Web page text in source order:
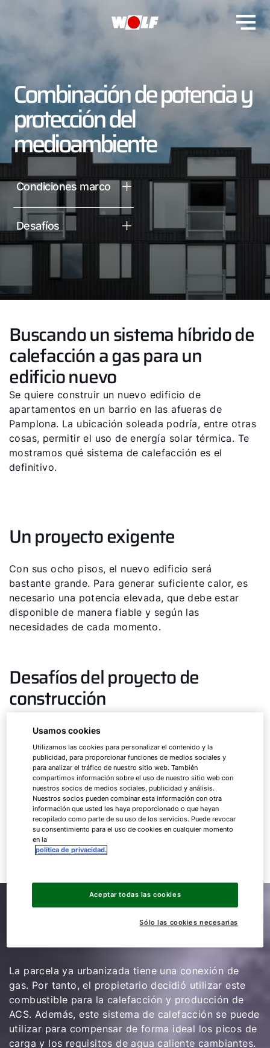
Combinación de potencia y
protección del
medioambiente
Condiciones marco
Desafíos
Buscando un sistema híbrido de
calefacción a gas para un
edificio nuevo
Se quiere construir un nuevo edificio de
apartamentos en un barrio en las afueras de
Pamplona. La ubicación soleada podría, entre otras
cosas, permitir el uso de energía solar térmica. Te
mostramos qué sistema de calefacción es el
definitivo.
Un proyecto exigente
Con sus ocho pisos, el nuevo edificio será
bastante grande. Para generar suficiente calor, es
necesario una potencia elevada, que debe estar
disponible de manera fiable y según las
necesidades de cada momento.
Desafíos del proyecto de
construcción
Los costes de inversión para el nuevo bloque de
apartamentos son altos. Es aún más importante
planificar todo el proyecto con precisión.
Además, con la gran cantidad de viviendas, el
propietario del edificio debe tener en cuenta que
los nuevos inquilinos necesitan el calor para
calefacción y agua caliente en momentos muy
diferentes y que, por lo tanto, las cargas
máximas fluctuarán. Por lo tanto, una interacción
Razones para elegir dos
generadores de calor
La parcela ya urbanizada tiene una conexión de
gas. Por tanto, el propietario decidió utilizar este
combustible para la calefacción y producción de
ACS. Además, este sistema de calefacción se puede
utilizar para compensar de forma ideal los picos de
carga y los requisitos de agua caliente cambiantes.
Usamos cookies
Utilizamos las cookies para personalizar el contenido y la
publicidad, para proporcionar funciones de medios sociales y
para analizar el tráfico de nuestro sitio web. También
compartimos información sobre el uso de nuestro sitio web con
nuestros socios de medios sociales, publicidad y análisis.
Nuestros socios pueden combinar esta información con otra
información que usted les haya proporcionado o que hayan
recopilado como parte de su uso de los servicios. Puede revocar
su consentimiento para el uso de cookies en cualquier momento
en la
política de privacidad.
Sólo las cookies necesarias
Aceptar todas las cookies